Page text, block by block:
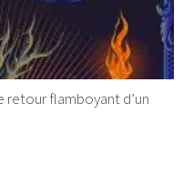
retour flamboyant d’un